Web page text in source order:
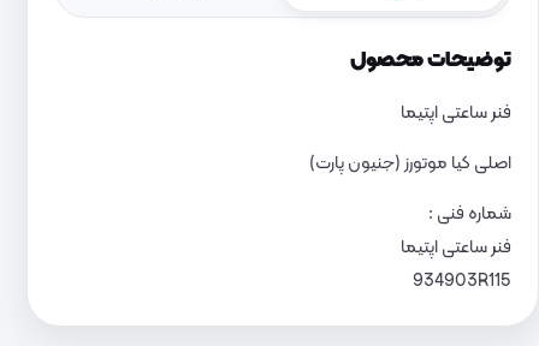
توضیحات محصول
فنر ساعتی اپتیما
اصلی کیا موتورز (جنیون پارت)
شماره فنی :
فنر ساعتی اپتیما
934903R115